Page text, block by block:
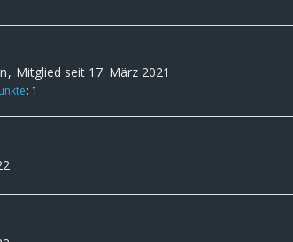
Mitglied seit 17. März 2021
1